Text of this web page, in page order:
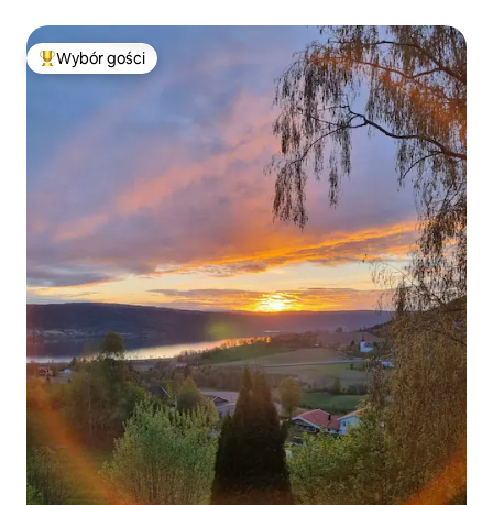
Najpopularniejsze z kategorii Wybór gości
Wybór gości